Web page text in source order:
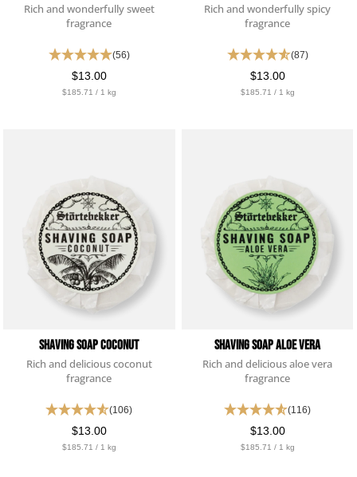
Rich and wonderfully sweet
fragrance
(56)
$13.00
$185.71 / 1 kg
Rich and wonderfully spicy
fragrance
(87)
$13.00
$185.71 / 1 kg
Shaving Soap Coconut
Rich and delicious coconut
fragrance
(106)
$13.00
$185.71 / 1 kg
Shaving Soap Aloe Vera
Rich and delicious aloe vera
fragrance
(116)
$13.00
$185.71 / 1 kg